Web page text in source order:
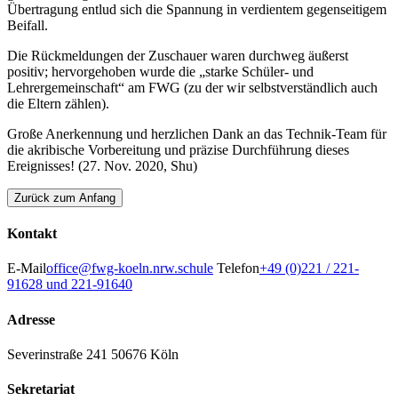
Übertragung entlud sich die Spannung in verdientem gegenseitigem
Beifall.
Die Rückmeldungen der Zuschauer waren durchweg äußerst
positiv; hervorgehoben wurde die „starke Schüler- und
Lehrergemeinschaft“ am FWG (zu der wir selbstverständlich auch
die Eltern zählen).
Große Anerkennung und herzlichen Dank an das Technik-Team für
die akribische Vorbereitung und präzise Durchführung dieses
Ereignisses! (27. Nov. 2020, Shu)
Zurück zum Anfang
Kontakt
E-Mailoffice@fwg-koeln.nrw.schule Telefon+49 (0)221 / 221-
91628 und 221-91640
Adresse
Severinstraße 241 50676 Köln
Sekretariat